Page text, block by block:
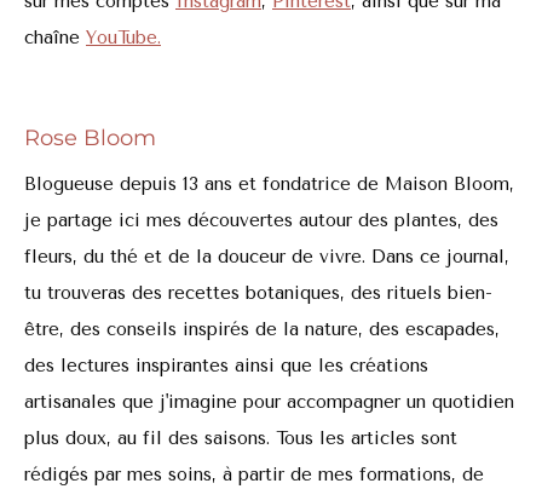
chaîne YouTube.
Rose Bloom
Blogueuse depuis 13 ans et fondatrice de Maison Bloom,
je partage ici mes découvertes autour des plantes, des
fleurs, du thé et de la douceur de vivre. Dans ce journal,
tu trouveras des recettes botaniques, des rituels bien-
être, des conseils inspirés de la nature, des escapades,
des lectures inspirantes ainsi que les créations
artisanales que j'imagine pour accompagner un quotidien
plus doux, au fil des saisons. Tous les articles sont
rédigés par mes soins, à partir de mes formations, de